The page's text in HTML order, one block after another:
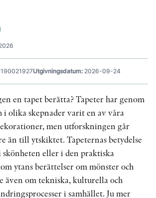
Utgivningsdatum: 2026-09-24
en tapet berätta? Tapeter har genom
i olika skepnader varit en av våra
men utforskningen går
än till ytskiktet. Tapeternas betydelse
eller i den praktiska
ytans berättelser om mönster och
även om tekniska, kulturella och
i samhället. Ju mer